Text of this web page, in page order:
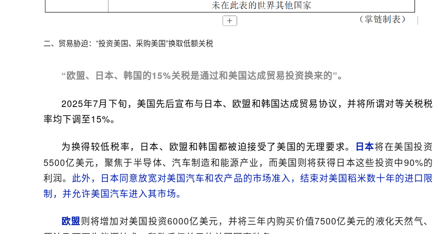
二、贸易胁迫：“投资美国、采购美国”换取低额关税
“欧盟、日本、韩国的15%关税是通过和美国达成贸易投资换来的”。
2025年7月下旬，美国先后宣布与日本、欧盟和韩国达成贸易协议，并将所谓对等关税税
率均下调至15%。
为换得较低税率，日本、欧盟和韩国都被迫接受了美国的无理要求。 日本将在美国投资
5500亿美元，聚焦于半导体、汽车制造和能源产业，而美国则将获得日本这些投资中90%的
利润。 此外，日本同意放宽对美国汽车和农产品的市场准入，结束对美国稻米数十年的进口限
制，并允许美国汽车进入其市场。
欧盟则将增加对美国投资6000亿美元，并将三年内购买价值7500亿美元的液化天然气、